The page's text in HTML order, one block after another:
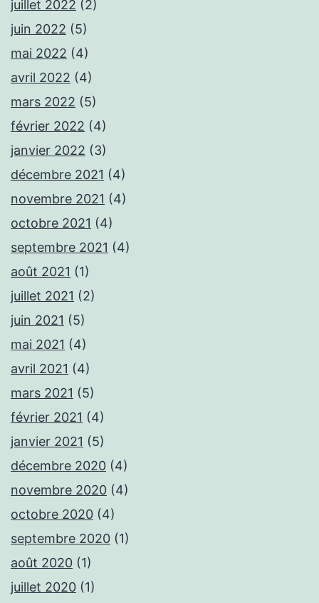
juillet 2022 (2)
juin 2022 (5)
mai 2022 (4)
avril 2022 (4)
mars 2022 (5)
février 2022 (4)
janvier 2022 (3)
décembre 2021 (4)
novembre 2021 (4)
octobre 2021 (4)
septembre 2021 (4)
août 2021 (1)
juillet 2021 (2)
juin 2021 (5)
mai 2021 (4)
avril 2021 (4)
mars 2021 (5)
février 2021 (4)
janvier 2021 (5)
décembre 2020 (4)
novembre 2020 (4)
octobre 2020 (4)
septembre 2020 (1)
août 2020 (1)
juillet 2020 (1)